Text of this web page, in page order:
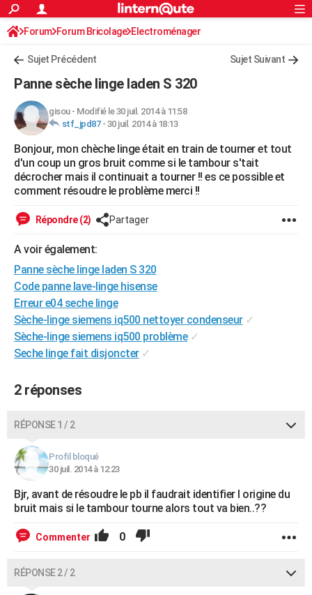
ACTUALITÉS
Politique
Société
Faits Divers
Education
Monde
Villes
+
FINANCE
Retraite
Impôts
Epargne
Immobilier
Risques naturels par ville
Banque
Assurance
Crédit
AUTO
Essais
Réserver un essai
Citadines
Berlines
SUV
Forum auto
+HIGH-TECH
Mobiles
Meilleur smartphone
Internet
Ordinateurs
Jeux vidéo
Guide high-tech
+BRICOLAGE
Forum
Aménagement intérieur
Extérieur
Cuisine
Salle de bains
Jardinage
Rangement
WEEK-END
LIFESTYLE
Art de vivre
Bien-être
Loisirs
Mode
Modes de vie
SANTE
Alimentation
Guide de la santé
Maladies
Médicaments
Sommeil
VOYAGE
Destinations
City break
Voyage nature
Voyage de noces
Forum
Climat
+PHOTO
GUIDES D'ACHAT
BONS PLANS
Dictionnaire
Biographies
Citations
Expressions
Proverbes
PROGRAMME TV
COPAINS D'AVANT
AVIS DE DÉCÈS
S'inscrire
Connexion
Forum Forum Bricolage Electroménager
Sujet Précédent Sujet Suivant
Panne sèche linge laden S 320
gisou- Modifié le 30 juil. 2014 à 11:58
stf_jpd87- 30 juil. 2014 à 18:13
Bonjour, mon chèche linge était en train de tourner et tout
d'un coup un gros bruit comme si le tambour s'tait
décrocher mais il continuait a tourner !! es ce possible et
comment résoudre le problème merci !!
Répondre (2) Partager
A voir également:
Panne sèche linge laden S 320
Code panne lave-linge hisense
Erreur e04 seche linge
Sèche-linge siemens iq500 nettoyer condenseur ✓
Sèche-linge siemens iq500 problème ✓
Seche linge fait disjoncter ✓
2 réponses
RÉPONSE 1 / 2
Profil bloqué
30 juil. 2014 à 12:23
Bjr, avant de résoudre le pb il faudrait identifier l origine du
bruit mais si le tambour tourne alors tout va bien..??
Commenter 0
RÉPONSE 2 / 2